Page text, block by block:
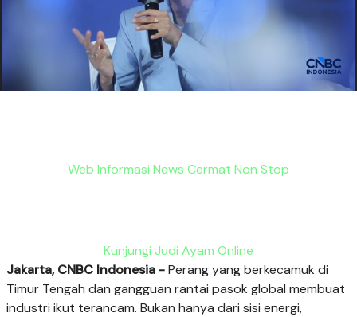
Web Informasi News Cermat Non Stop
Kunjungi Judi Ayam Online
Jakarta, CNBC Indonesia -Perang yang berkecamuk di
Timur Tengah dan gangguan rantai pasok global membuat
industri ikut terancam. Bukan hanya dari sisi energi,